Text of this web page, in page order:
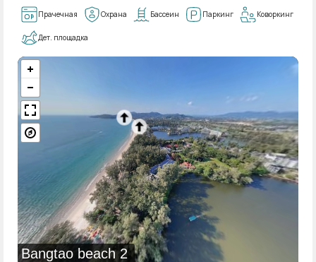
Прачечная Охрана Бассеин Паркинг Коворкинг
Дет. площадка
Bangtao beach 2